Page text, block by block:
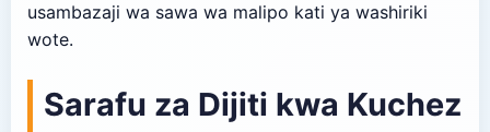
usambazaji wa sawa wa malipo kati ya washiriki
wote.
Sarafu za Dijiti kwa Kuchez